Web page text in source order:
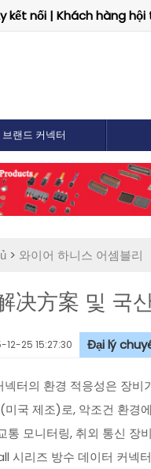
kết nối | Khách hàng
브랜드 커넥터
> 와이어 하니스 어셈블리
决方案 및 국
12-25 15:27:30 Đại lý
터의 환경 적응성은 장
제조)로, 악조건 환경
통 모니터링, 취외 통신
시리즈 방수 데이터 커넥